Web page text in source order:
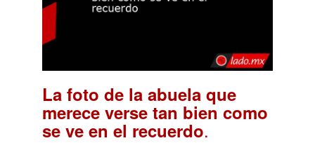
La foto de la abuela que
merece verse tan bien como
se ve en el recuerdo.